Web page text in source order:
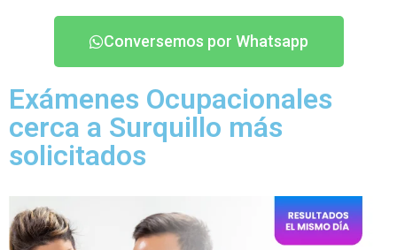
Conversemos por Whatsapp
Exámenes Ocupacionales
cerca a Surquillo más
solicitados